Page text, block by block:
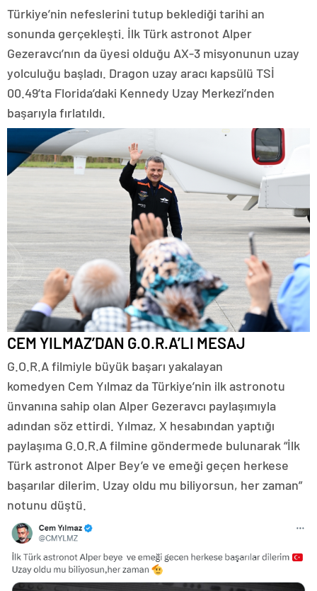
Türkiye’nin nefeslerini tutup beklediği tarihi an
sonunda gerçekleşti. İlk Türk astronot Alper
Gezeravcı’nın da üyesi olduğu AX-3 misyonunun uzay
yolculuğu başladı. Dragon uzay aracı kapsülü TSİ
00.49’ta Florida’daki Kennedy Uzay Merkezi’nden
başarıyla fırlatıldı.
CEM YILMAZ’DAN G.O.R.A’LI MESAJ
G.O.R.A filmiyle büyük başarı yakalayan
komedyen Cem Yılmaz da Türkiye’nin ilk astronotu
ünvanına sahip olan Alper Gezeravcı paylaşımıyla
adından söz ettirdi. Yılmaz, X hesabından yaptığı
paylaşıma G.O.R.A filmine göndermede bulunarak “İlk
Türk astronot Alper Bey’e ve emeği geçen herkese
başarılar dilerim. Uzay oldu mu biliyorsun, her zaman”
notunu düştü.